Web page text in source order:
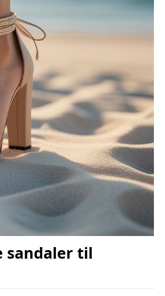
sandaler til